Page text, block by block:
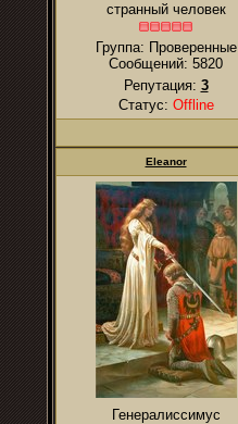
странный человек
Группа: Проверенные
Сообщений: 5820
Репутация: 3
Статус: Offline
Eleanor
Генералиссимус